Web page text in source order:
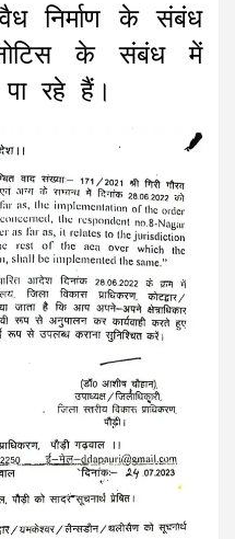
निर्माण के संबंध
के संबंध में
पा रहे हैं।